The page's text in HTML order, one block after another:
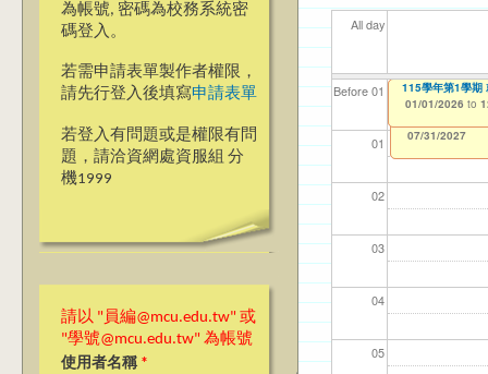
為帳號, 密碼為校務系統密
碼登入。
若需申請表單製作者權限，
請先行登入後填寫申請表單
若登入有問題或是權限有問
題，請洽資網處資服組 分
機1999
請以 "員編@mcu.edu.tw" 或
"學號@mcu.edu.tw" 為帳號
使用者名稱 *
All day
Before 01
01
02
03
04
05
【資網處】
整合系統～表單
12/31/2027
【財務處】工讀
11/12/2021 to
【財務處】漏打
錄
07/31/2027
114
04/
114
02/
114
03/
【學
07/
114
09/
【教學暨學習資
12/29/2025 to
115學年第1學期
01/01/2026 to